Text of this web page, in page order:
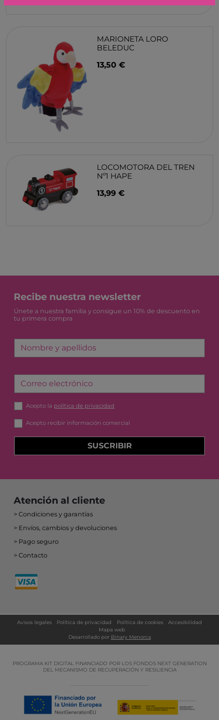
MARIONETA LORO
BELEDUC
13,50 €
LOCOMOTORA DEL TREN
Nº1 HAPE
13,99 €
Recibe nuestra newsletter
Únete a nuestra familia y consigue un 10% de descuento en
tu primera compra
Nombre y apellidos
Correo electrónico
Acepto la política de privacidad
Acepto recibir información comercial
SUSCRIBIR
Atención al cliente
Condiciones y garantías
Envíos, cambios y devoluciones
Pago seguro
Contacto
Avisos legales Política de privacidad Política de cookies
Accesibilidad
Mapa web
Desarrollado por Binary Menorca
PROGRAMA KIT DIGITAL FINANCIADO POR LOS FONDOS NEXT GENERATION
DEL MECANISMO DE RECUPERACIÓN Y RESILIENCIA